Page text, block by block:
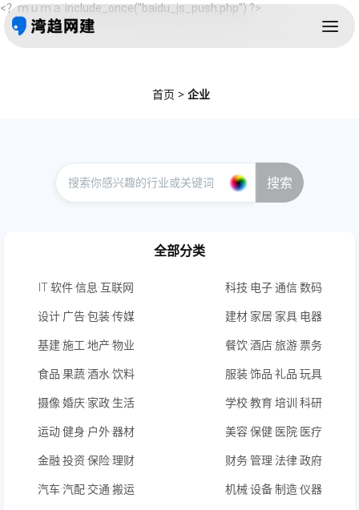
<？ｍｕｍａ include_once("baidu_js_push.php") ?>
首页 > 企业
搜索
全部分类
IT·软件·信息·互联网 科技·电子·通信·数码
设计·广告·包装·传媒 建材·家居·家具·电器
基建·施工·地产·物业 餐饮·酒店·旅游·票务
食品·果蔬·酒水·饮料 服装·饰品·礼品·玩具
摄像·婚庆·家政·生活 学校·教育·培训·科研
运动·健身·户外·器材 美容·保健·医院·医疗
金融·投资·保险·理财 财务·管理·法律·政府
汽车·汽配·交通·搬运 机械·设备·制造·仪器